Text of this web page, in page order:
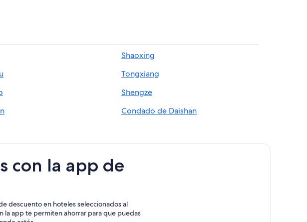
Shaoxing
Tongxiang
Shengze
Condado de Daishan
con la app de
descuento en hoteles seleccionados al
la app te permiten ahorrar para que puedas